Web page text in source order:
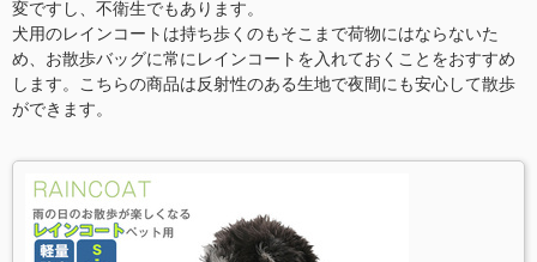
変ですし、不衛生でもあります。
犬用のレインコートは持ち歩くのもそこまで荷物にはならないた
め、お散歩バッグに常にレインコートを入れておくことをおすすめ
します。こちらの商品は反射性のある生地で夜間にも安心して散歩
ができます。